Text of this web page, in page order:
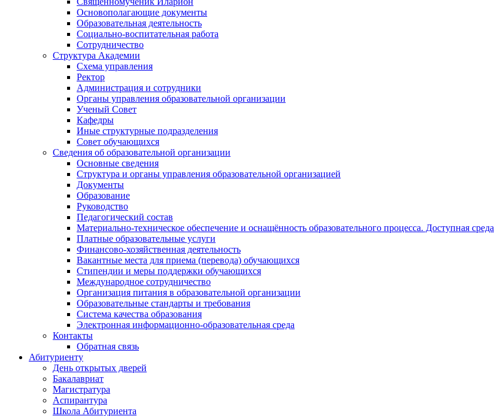
Основополагающие документы
Образовательная деятельность
Социально-воспитательная работа
Сотрудничество
Структура Академии
Схема управления
Ректор
Администрация и сотрудники
Органы управления образовательной организации
Ученый Совет
Кафедры
Иные структурные подразделения
Совет обучающихся
Сведения об образовательной организации
Основные сведения
Структура и органы управления образовательной организацией
Документы
Образование
Руководство
Педагогический состав
Материально-техническое обеспечение и оснащённость образовательного процесса. Доступная среда
Платные образовательные услуги
Финансово-хозяйственная деятельность
Вакантные места для приема (перевода) обучающихся
Стипендии и меры поддержки обучающихся
Международное сотрудничество
Организация питания в образовательной организации
Образовательные стандарты и требования
Система качества образования
Электронная информационно-образовательная среда
Контакты
Обратная связь
Абитуриенту
День открытых дверей
Бакалавриат
Магистратура
Аспирантура
Школа Абитуриента